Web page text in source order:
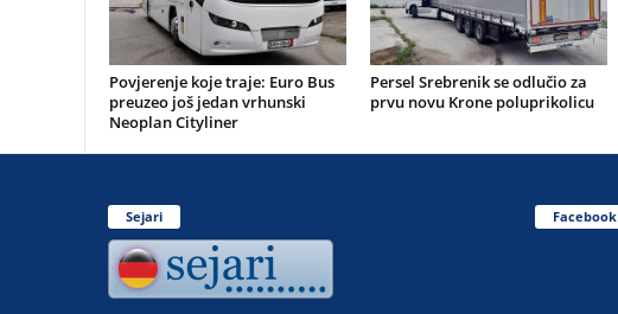
Povjerenje koje traje: Euro Bus
preuzeo još jedan vrhunski
Neoplan Cityliner
Persel Srebrenik se odlučio za
prvu novu Krone poluprikolicu
Sejari Facebook